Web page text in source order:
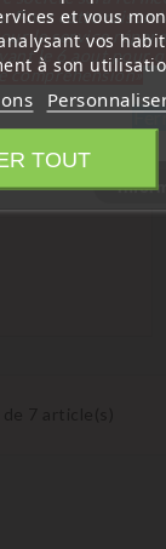
De Clé
et vous
vos
à son
TOUT
Pour cette raison
le service
le 6 aout pour